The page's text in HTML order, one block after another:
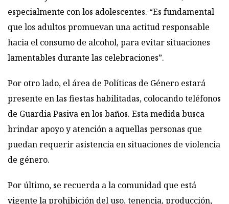
especialmente con los adolescentes. “Es fundamental
que los adultos promuevan una actitud responsable
hacia el consumo de alcohol, para evitar situaciones
lamentables durante las celebraciones”.
Por otro lado, el área de Políticas de Género estará
presente en las fiestas habilitadas, colocando teléfonos
de Guardia Pasiva en los baños. Esta medida busca
brindar apoyo y atención a aquellas personas que
puedan requerir asistencia en situaciones de violencia
de género.
Por último, se recuerda a la comunidad que está
vigente la prohibición del uso, tenencia, producción,